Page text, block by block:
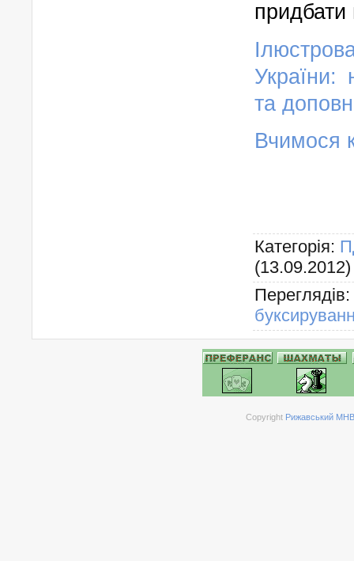
придбати
України:
та
Вчимося
Категорія:
(13.09.2012)
Переглядів:
Copyright Рижавський